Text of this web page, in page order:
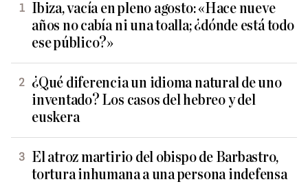
Ibiza, vacía en pleno agosto: «Hace nueve
años no cabía ni una toalla; ¿dónde está todo
ese público?»
¿Qué diferencia un idioma natural de uno
inventado? Los casos del hebreo y del
euskera
El atroz martirio del obispo de Barbastro,
tortura inhumana a una persona indefensa